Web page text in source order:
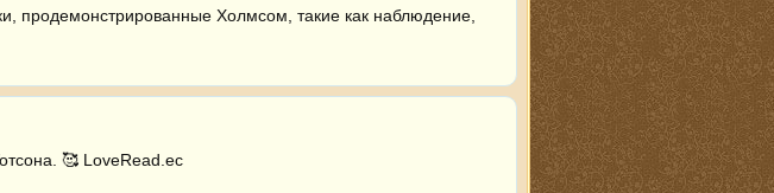
продемонстрированные Холмсом, такие как наблюдение,
🥰 LoveRead.ec